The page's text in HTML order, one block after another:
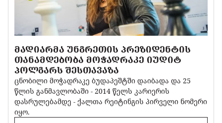
ᲛᲐᲓᲘᲐᲠᲛᲐ ᲣᲜᲒᲠᲔᲗᲘᲡ ᲞᲠᲔᲖᲘᲓᲔᲜᲢᲘᲡ
ᲗᲐᲜᲐᲛᲓᲔᲑᲝᲑᲐ ᲛᲝᲭᲐᲓᲠᲐᲙᲔ ᲘᲣᲓᲘᲢ
ᲞᲝᲚᲒᲐᲠᲡ ᲨᲔᲡᲗᲐᲕᲐᲖᲐ
ცნობილი მოჭადრაკე ბუდაპეშტში დაიბადა და 25
წლის განმავლობაში - 2014 წელს კარიერის
დასრულებამდე - ქალთა რეიტინგის პირველი ნომერი
იყო.